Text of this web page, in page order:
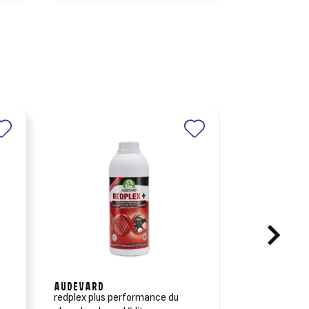
AUDEVARD
redplex plus performance du